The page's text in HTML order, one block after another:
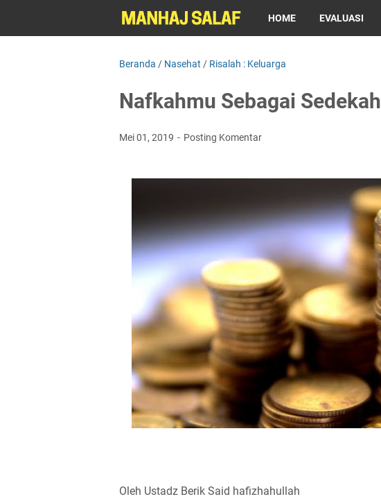
HOME EVALUASI
Beranda / Nasehat / Risalah : Keluarga
Nafkahmu Sebagai Sedekah
Mei 01, 2019 Posting Komentar
Oleh Ustadz Berik Said hafizhahullah